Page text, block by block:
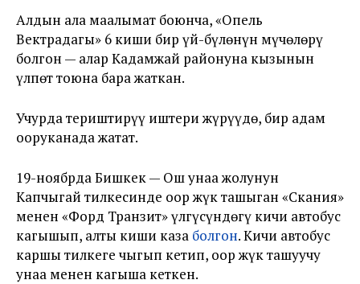
Алдын ала маалымат боюнча, «Опель
Вектрадагы» 6 киши бир үй-бүлөнүн мүчөлөрү
болгон — алар Кадамжай районуна кызынын
үлпөт тоюна бара жаткан.
Учурда териштирүү иштери жүрүүдө, бир адам
ооруканада жатат.
19-ноябрда Бишкек — Ош унаа жолунун
Капчыгай тилкесинде оор жүк ташыган «Скания»
менен «Форд Транзит» үлгүсүндөгү кичи автобус
кагышып, алты киши каза болгон. Кичи автобус
каршы тилкеге ​​чыгып кетип, оор жүк ташуучу
унаа менен кагыша кеткен.